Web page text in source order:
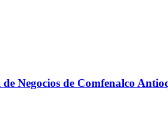
Negocios de Comfenalco